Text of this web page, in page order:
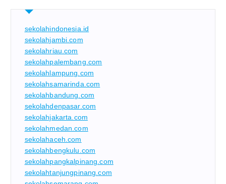
sekolahindonesia.id
sekolahjambi.com
sekolahriau.com
sekolahpalembang.com
sekolahlampung.com
sekolahsamarinda.com
sekolahbandung.com
sekolahdenpasar.com
sekolahjakarta.com
sekolahmedan.com
sekolahaceh.com
sekolahbengkulu.com
sekolahpangkalpinang.com
sekolahtanjungpinang.com